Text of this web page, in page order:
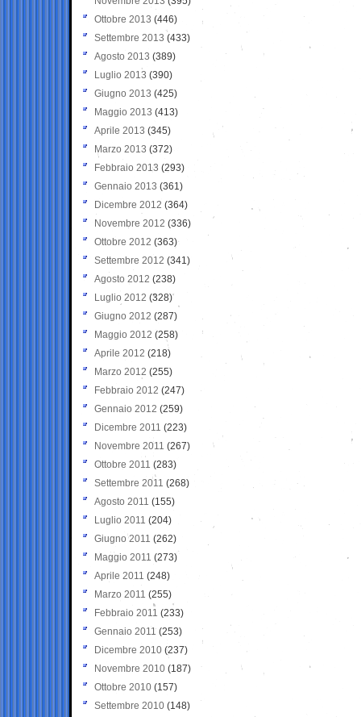
Ottobre 2013 (446)
Settembre 2013 (433)
Agosto 2013 (389)
Luglio 2013 (390)
Giugno 2013 (425)
Maggio 2013 (413)
Aprile 2013 (345)
Marzo 2013 (372)
Febbraio 2013 (293)
Gennaio 2013 (361)
Dicembre 2012 (364)
Novembre 2012 (336)
Ottobre 2012 (363)
Settembre 2012 (341)
Agosto 2012 (238)
Luglio 2012 (328)
Giugno 2012 (287)
Maggio 2012 (258)
Aprile 2012 (218)
Marzo 2012 (255)
Febbraio 2012 (247)
Gennaio 2012 (259)
Dicembre 2011 (223)
Novembre 2011 (267)
Ottobre 2011 (283)
Settembre 2011 (268)
Agosto 2011 (155)
Luglio 2011 (204)
Giugno 2011 (262)
Maggio 2011 (273)
Aprile 2011 (248)
Marzo 2011 (255)
Febbraio 2011 (233)
Gennaio 2011 (253)
Dicembre 2010 (237)
Novembre 2010 (187)
Ottobre 2010 (157)
Settembre 2010 (148)